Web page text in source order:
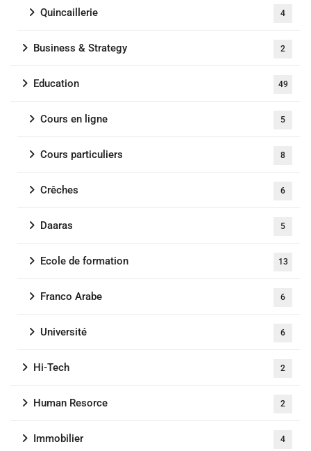
Quincaillerie 4
Business & Strategy 2
Education 49
Cours en ligne 5
Cours particuliers 8
Crêches 6
Daaras 5
Ecole de formation 13
Franco Arabe 6
Université 6
Hi-Tech 2
Human Resorce 2
Immobilier 4